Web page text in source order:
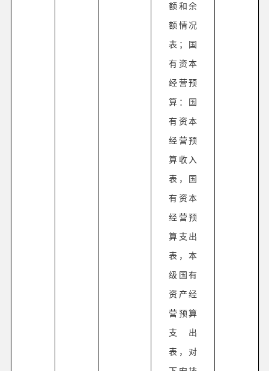
额和余
额情况
表；国
有资本
经营预
算：国
有资本
经营预
算收入
表，国
有资本
经营预
算支出
表，本
级国有
资产经
营预算
支出
表，对